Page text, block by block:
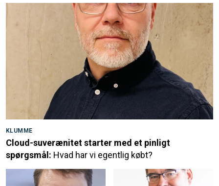
KLUMME
Cloud-suverænitet starter med et pinligt
spørgsmål: Hvad har vi egentlig købt?